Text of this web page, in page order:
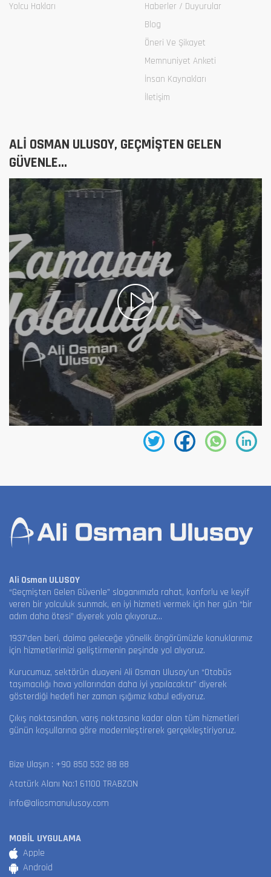
Ali Osman ULUSOY
“Geçmişten Gelen Güvenle” sloganımızla rahat, konforlu ve keyif
veren bir yolculuk sunmak, en iyi hizmeti vermek için her gün “bir
adım daha ötesi” diyerek yola çıkıyoruz…
1937’den beri, daima geleceğe yönelik öngörümüzle konuklarımız
için hizmetlerimizi geliştirmenin peşinde yol alıyoruz.
Kurucumuz, sektörün duayeni Ali Osman Ulusoy’un “Otobüs
taşımacılığı hava yollarından daha iyi yapılacaktır” diyerek
gösterdiği hedefi her zaman ışığımız kabul ediyoruz.
Çıkış noktasından, varış noktasına kadar olan tüm hizmetleri
günün koşullarına göre modernleştirerek gerçekleştiriyoruz.
Bize Ulaşın : +90 850 532 88 88
Atatürk Alanı No:1 61100 TRABZON
info@aliosmanulusoy.com
MOBİL UYGULAMA
Apple
Android
Yolcu Hakları
Haberler / Duyurular
Blog
Öneri Ve Şikayet
Memnuniyet Anketi
İnsan Kaynakları
İletişim
ALİ OSMAN ULUSOY, GEÇMİŞTEN GELEN
GÜVENLE...